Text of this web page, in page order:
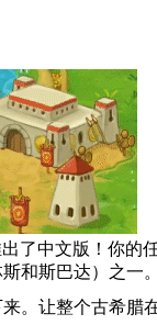
了中文版！你的
和斯巴达）之一。
。让整个古希腊